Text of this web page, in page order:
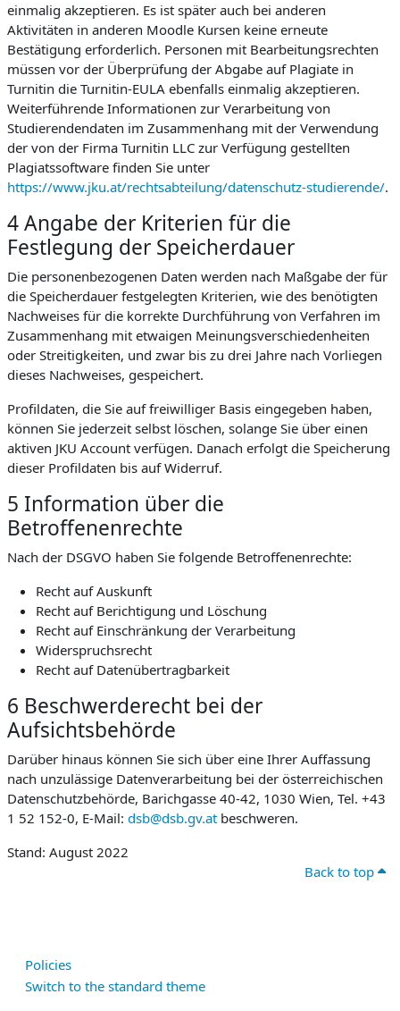
einmalig akzeptieren. Es ist später auch bei anderen
Aktivitäten in anderen Moodle Kursen keine erneute
Bestätigung erforderlich. Personen mit Bearbeitungsrechten
müssen vor der Überprüfung der Abgabe auf Plagiate in
Turnitin die Turnitin-EULA ebenfalls einmalig akzeptieren.
Weiterführende Informationen zur Verarbeitung von
Studierendendaten im Zusammenhang mit der Verwendung
der von der Firma Turnitin LLC zur Verfügung gestellten
Plagiatssoftware finden Sie unter
https://www.jku.at/rechtsabteilung/datenschutz-studierende/.
4 Angabe der Kriterien für die
Festlegung der Speicherdauer
Die personenbezogenen Daten werden nach Maßgabe der für
die Speicherdauer festgelegten Kriterien, wie des benötigten
Nachweises für die korrekte Durchführung von Verfahren im
Zusammenhang mit etwaigen Meinungsverschiedenheiten
oder Streitigkeiten, und zwar bis zu drei Jahre nach Vorliegen
dieses Nachweises, gespeichert.
Profildaten, die Sie auf freiwilliger Basis eingegeben haben,
können Sie jederzeit selbst löschen, solange Sie über einen
aktiven JKU Account verfügen. Danach erfolgt die Speicherung
dieser Profildaten bis auf Widerruf.
5 Information über die
Betroffenenrechte
Nach der DSGVO haben Sie folgende Betroffenenrechte:
Recht auf Auskunft
Recht auf Berichtigung und Löschung
Recht auf Einschränkung der Verarbeitung
Widerspruchsrecht
Recht auf Datenübertragbarkeit
6 Beschwerderecht bei der
Aufsichtsbehörde
Darüber hinaus können Sie sich über eine Ihrer Auffassung
nach unzulässige Datenverarbeitung bei der österreichischen
Datenschutzbehörde, Barichgasse 40-42, 1030 Wien, Tel. +43
1 52 152-0, E-Mail: dsb@dsb.gv.at beschweren.
Stand: August 2022
Back to top
Policies
Switch to the standard theme